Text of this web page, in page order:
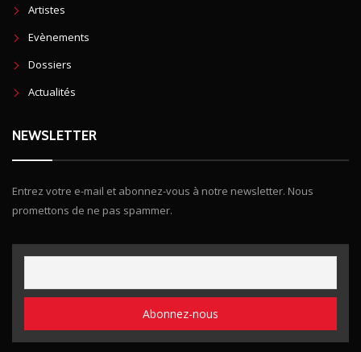
Artistes
Evènements
Dossiers
Actualités
NEWSLETTER
Entrez votre e-mail et abonnez-vous à notre newsletter. Nous
promettons de ne pas spammer.